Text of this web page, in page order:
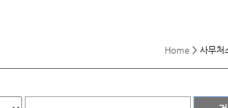
Home > 사무처